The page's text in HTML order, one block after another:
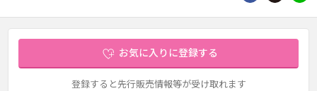
お気に入りに登録する
登録すると先行販売情報等が受け取れます